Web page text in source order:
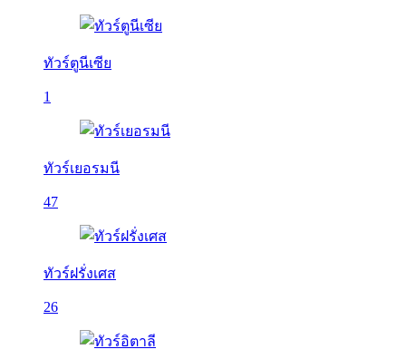
ทัวร์ตูนีเซีย
1
ทัวร์เยอรมนี
47
ทัวร์ฝรั่งเศส
26